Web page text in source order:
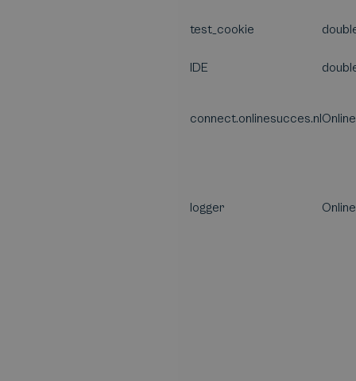
test_cookie
IDE
connect.onlinesucces.nl
logger